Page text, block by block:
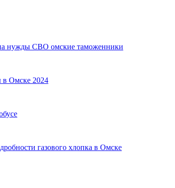
нужды СВО омские таможенники
в Омске 2024
газового хлопка в Омске